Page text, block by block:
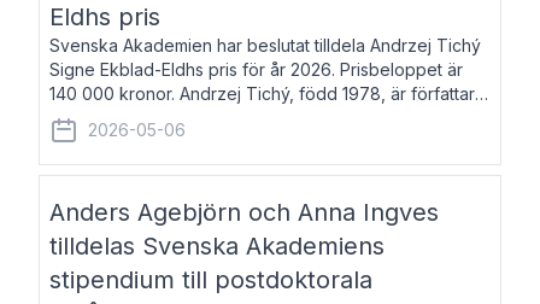
Eldhs pris
Svenska Akademien har beslutat tilldela Andrzej Tichý
Signe Ekblad-Eldhs pris för år 2026. Prisbeloppet är
140 000 kronor. Andrzej Tichý, född 1978, är författare
och kulturskribent. Han debuterade 2005 med den
lovordade romanen Sex liter l
2026-05-06
Anders Agebjörn och Anna Ingves
tilldelas Svenska Akademiens
stipendium till postdoktorala